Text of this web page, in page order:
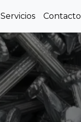
Servicios Contacto